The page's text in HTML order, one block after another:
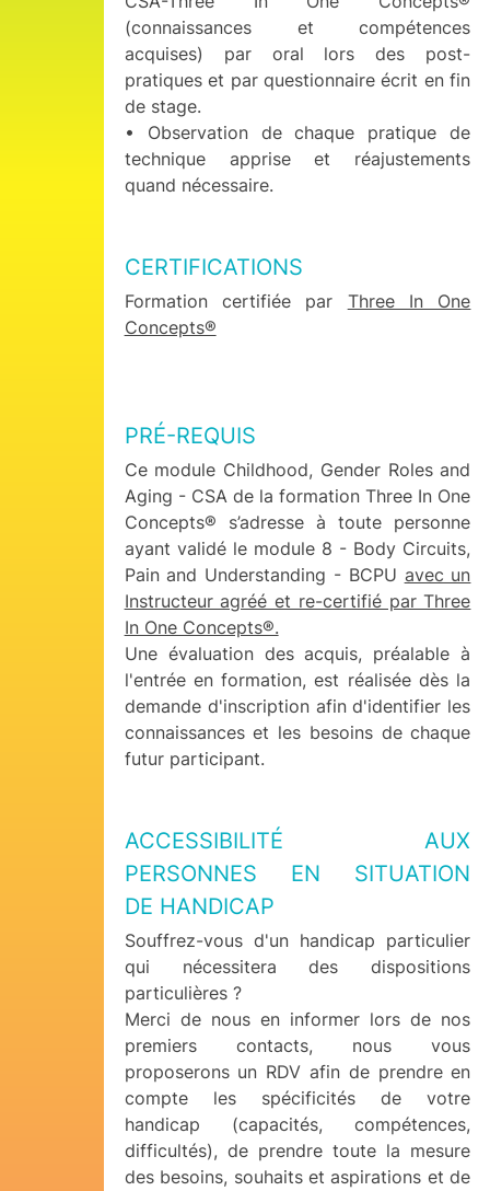
(connaissances et compétences
acquises) par oral lors des post-
pratiques et par questionnaire écrit en fin
de stage.
• Observation de chaque pratique de
technique apprise et réajustements
quand nécessaire.
CERTIFICATIONS
Formation certifiée par Three In One
Concepts®
PRÉ-REQUIS
Ce module Childhood, Gender Roles and
Aging - CSA de la formation Three In One
Concepts® s’adresse à toute personne
ayant validé le module 8 - Body Circuits,
Pain and Understanding - BCPU avec un
Instructeur agréé et re-certifié par Three
In One Concepts®.
Une évaluation des acquis, préalable à
l'entrée en formation, est réalisée dès la
demande d'inscription afin d'identifier les
connaissances et les besoins de chaque
futur participant.
ACCESSIBILITÉ AUX
PERSONNES EN SITUATION
DE HANDICAP
Souffrez-vous d'un handicap particulier
qui nécessitera des dispositions
particulières ?
Merci de nous en informer lors de nos
premiers contacts, nous vous
proposerons un RDV afin de prendre en
compte les spécificités de votre
handicap (capacités, compétences,
difficultés), de prendre toute la mesure
des besoins, souhaits et aspirations et de